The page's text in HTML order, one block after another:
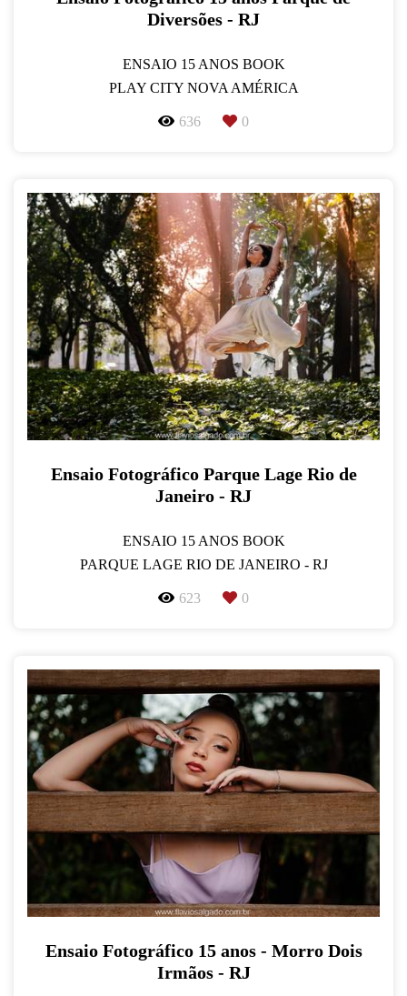
Diversões - RJ
ENSAIO 15 ANOS BOOK
PLAY CITY NOVA AMÉRICA
636 0
Ensaio Fotográfico Parque Lage Rio de
Janeiro - RJ
ENSAIO 15 ANOS BOOK
PARQUE LAGE RIO DE JANEIRO - RJ
623 0
Ensaio Fotográfico 15 anos - Morro Dois
Irmãos - RJ